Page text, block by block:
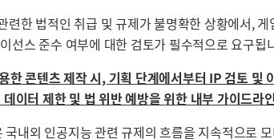
련한 법적인 취급 및 규제가 불명확한 상황에서,
선스 준수 여부에 대한 검토가 필수적으로 요구됩
한 콘텐츠 제작 시, 기획 단계에서부터 IP 검토 및
이터 제한 및 법 위반 예방을 위한 내부 가이드라
내외 인공지능 관련 규제의 흐름을 지속적으로